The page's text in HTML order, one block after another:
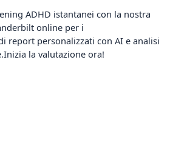
ADHD istantanei con la nostra
online per i
report personalizzati con AI e analisi
la valutazione ora!